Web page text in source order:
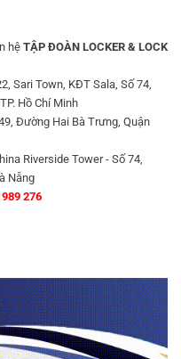
hệTẬP ĐOÀN LOCKER & LOCK
Sari Town, KĐT Sala, Số 74,
Hồ Chí Minh
Đường Hai Bà Trưng, Quận
Riverside Tower - Số 74,
Nẵng
276